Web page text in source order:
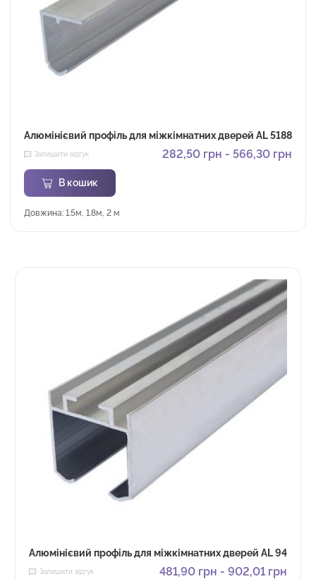
Алюмінієвий профіль для міжкімнатних дверей AL 5188
Залишити відгук 282,50 грн - 566,30 грн
В кошик
Довжина: 1.5м, 1.8м, 2 м
Алюмінієвий профіль для міжкімнатних дверей AL 94
Залишити відгук 481,90 грн - 902,01 грн